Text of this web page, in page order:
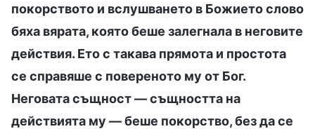
покорството и вслушването в Божието слово
бяха вярата, която беше залегнала в неговите
действия. Ето с такава прямота и простота
се справяше с повереното му от Бог.
Неговата същност — същността на
действията му — беше покорство, без да се